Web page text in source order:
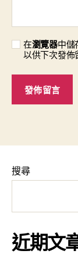
在瀏覽器中儲
以供下次發佈
搜尋
近期文